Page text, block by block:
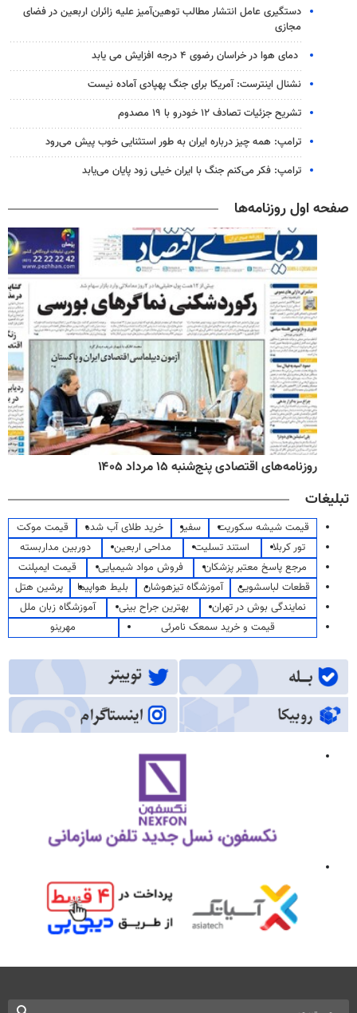
دستگیری عامل انتشار مطالب توهین‌آمیز علیه زائران اربعین در فضای
مجازی
دمای هوا در خراسان رضوی ۴ درجه افزایش می یابد
نشنال اینترست: آمریکا برای جنگ پهپادی آماده نیست
تشریح جزئیات تصادف ۱۲ خودرو با ۱۹ مصدوم
ترامپ: همه چیز درباره ایران به طور استثنایی خوب پیش می‌رود
ترامپ: فکر می‌کنم جنگ با ایران خیلی زود پایان می‌یابد
صفحه اول روزنامه‌ها
روزنامه‌های اقتصادی پنج‌شنبه ۱۵ مرداد ۱۴۰۵
تبلیغات
قیمت شیشه سکوریت سفیر خرید طلای آب شده
قیمت موکت
تور کربلا
استند تسلیت مداحی اربعین
دوربین مداربسته
مرجع پاسخ معتبر پزشکان
فروش مواد شیمیایی
قیمت ایمپلنت
قطعات لباسشویی
آموزشگاه تیزهوشان بلیط هواپیما
پرشین هتل
نمایندگی بوش در تهران
بهترین جراح بینی
آموزشگاه زبان ملل
قیمت و خرید سمعک نامرئی
مهرینو